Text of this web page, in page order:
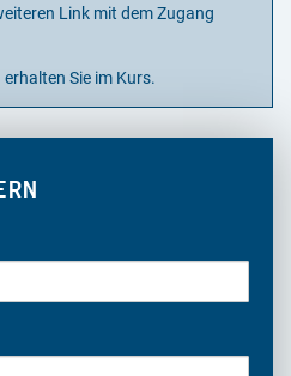
Link mit dem Zugang
Sie im Kurs.